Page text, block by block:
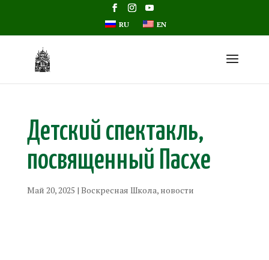
RU EN
Детский спектакль,
посвященный Пасхе
Май 20, 2025 | Воскресная Школа, новости